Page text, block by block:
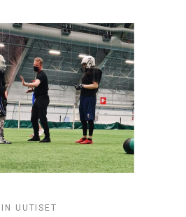
IN UUTISET